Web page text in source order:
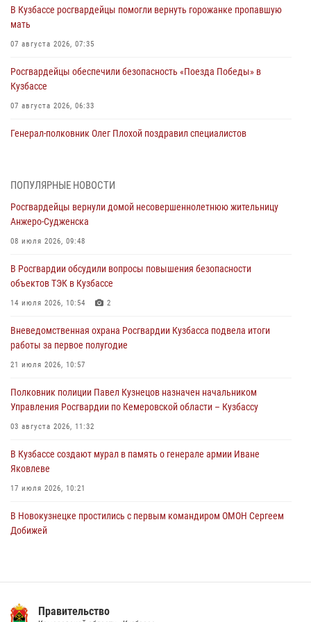
В Кузбассе росгвардейцы помогли вернуть горожанке пропавшую
мать
07 августа 2026, 07:35
Росгвардейцы обеспечили безопасность «Поезда Победы» в
Кузбассе
07 августа 2026, 06:33
Генерал-полковник Олег Плохой поздравил специалистов
07 августа 2026, 05:32
С 1 сентября 2026 года вступает в силу новый федеральный закон о
частной охранной деятельности
06 августа 2026, 10:19
Росгвардейцы задержали предполагаемого виновника причинения
ножевого ранения кемеровчанину
06 августа 2026, 09:18
Росгвардейцы задержали мужчину, повредившего имущество
горожанки
06 августа 2026, 08:17
Росгвардейцы пресекли противоправные действия и защитили
новокузнечанку от агрессивного знакомого
06 августа 2026, 07:16
ПОПУЛЯРНЫЕ НОВОСТИ
Росгвардейцы вернули домой несовершеннолетнюю жительницу
Анжеро-Судженска
08 июля 2026, 09:48
В Росгвардии обсудили вопросы повышения безопасности
объектов ТЭК в Кузбассе
14 июля 2026, 10:54 2
Вневедомственная охрана Росгвардии Кузбасса подвела итоги
работы за первое полугодие
21 июля 2026, 10:57
Полковник полиции Павел Кузнецов назначен начальником
Управления Росгвардии по Кемеровской области – Кузбассу
03 августа 2026, 11:32
В Кузбассе создают мурал в память о генерале армии Иване
Яковлеве
17 июля 2026, 10:21
В Новокузнецке простились с первым командиром ОМОН Сергеем
Добижей
14 июля 2026, 08:52 1
Правительство